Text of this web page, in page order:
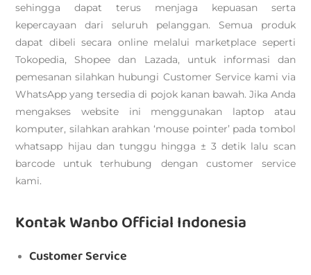
sehingga dapat terus menjaga kepuasan serta
kepercayaan dari seluruh pelanggan. Semua produk
dapat dibeli secara online melalui marketplace seperti
Tokopedia, Shopee dan Lazada, untuk informasi dan
pemesanan silahkan hubungi Customer Service kami via
WhatsApp yang tersedia di pojok kanan bawah. Jika Anda
mengakses website ini menggunakan laptop atau
komputer, silahkan arahkan ‘mouse pointer’ pada tombol
whatsapp hijau dan tunggu hingga ± 3 detik lalu scan
barcode untuk terhubung dengan customer service
kami.
Kontak Wanbo Official Indonesia
Customer Service